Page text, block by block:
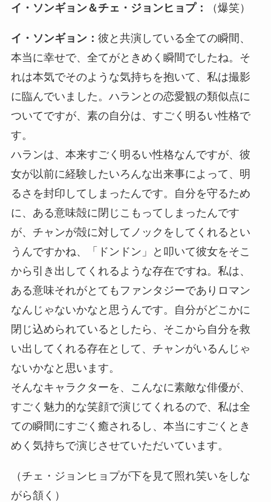
イ・ソンギョン＆チェ・ジョンヒョプ： （爆笑）
イ・ソンギョン： 彼と共演している全ての瞬間、
本当に幸せで、全てがときめく瞬間でしたね。そ
れは本気でそのような気持ちを抱いて、私は撮影
に臨んでいました。ハランとの恋愛観の類似点に
ついてですが、素の自分は、すごく明るい性格で
す。
ハランは、本来すごく明るい性格なんですが、彼
女が以前に経験したいろんな出来事によって、明
るさを封印してしまったんです。自分を守るため
に、ある意味殻に閉じこもってしまったんです
が、チャンが殻に対してノックをしてくれるとい
うんですかね、「ドンドン」と叩いて彼女をそこ
から引き出してくれるような存在ですね。私は、
ある意味それがとてもファンタジーでありロマン
なんじゃないかなと思うんです。自分がどこかに
閉じ込められているとしたら、そこから自分を救
い出してくれる存在として、チャンがいるんじゃ
ないかなと思います。
そんなキャラクターを、こんなに素敵な俳優が、
すごく魅力的な笑顔で演じてくれるので、私は全
ての瞬間にすごく癒されるし、本当にすごくとき
めく気持ちで演じさせていただいています。
（チェ・ジョンヒョプが下を見て照れ笑いをしな
がら頷く）